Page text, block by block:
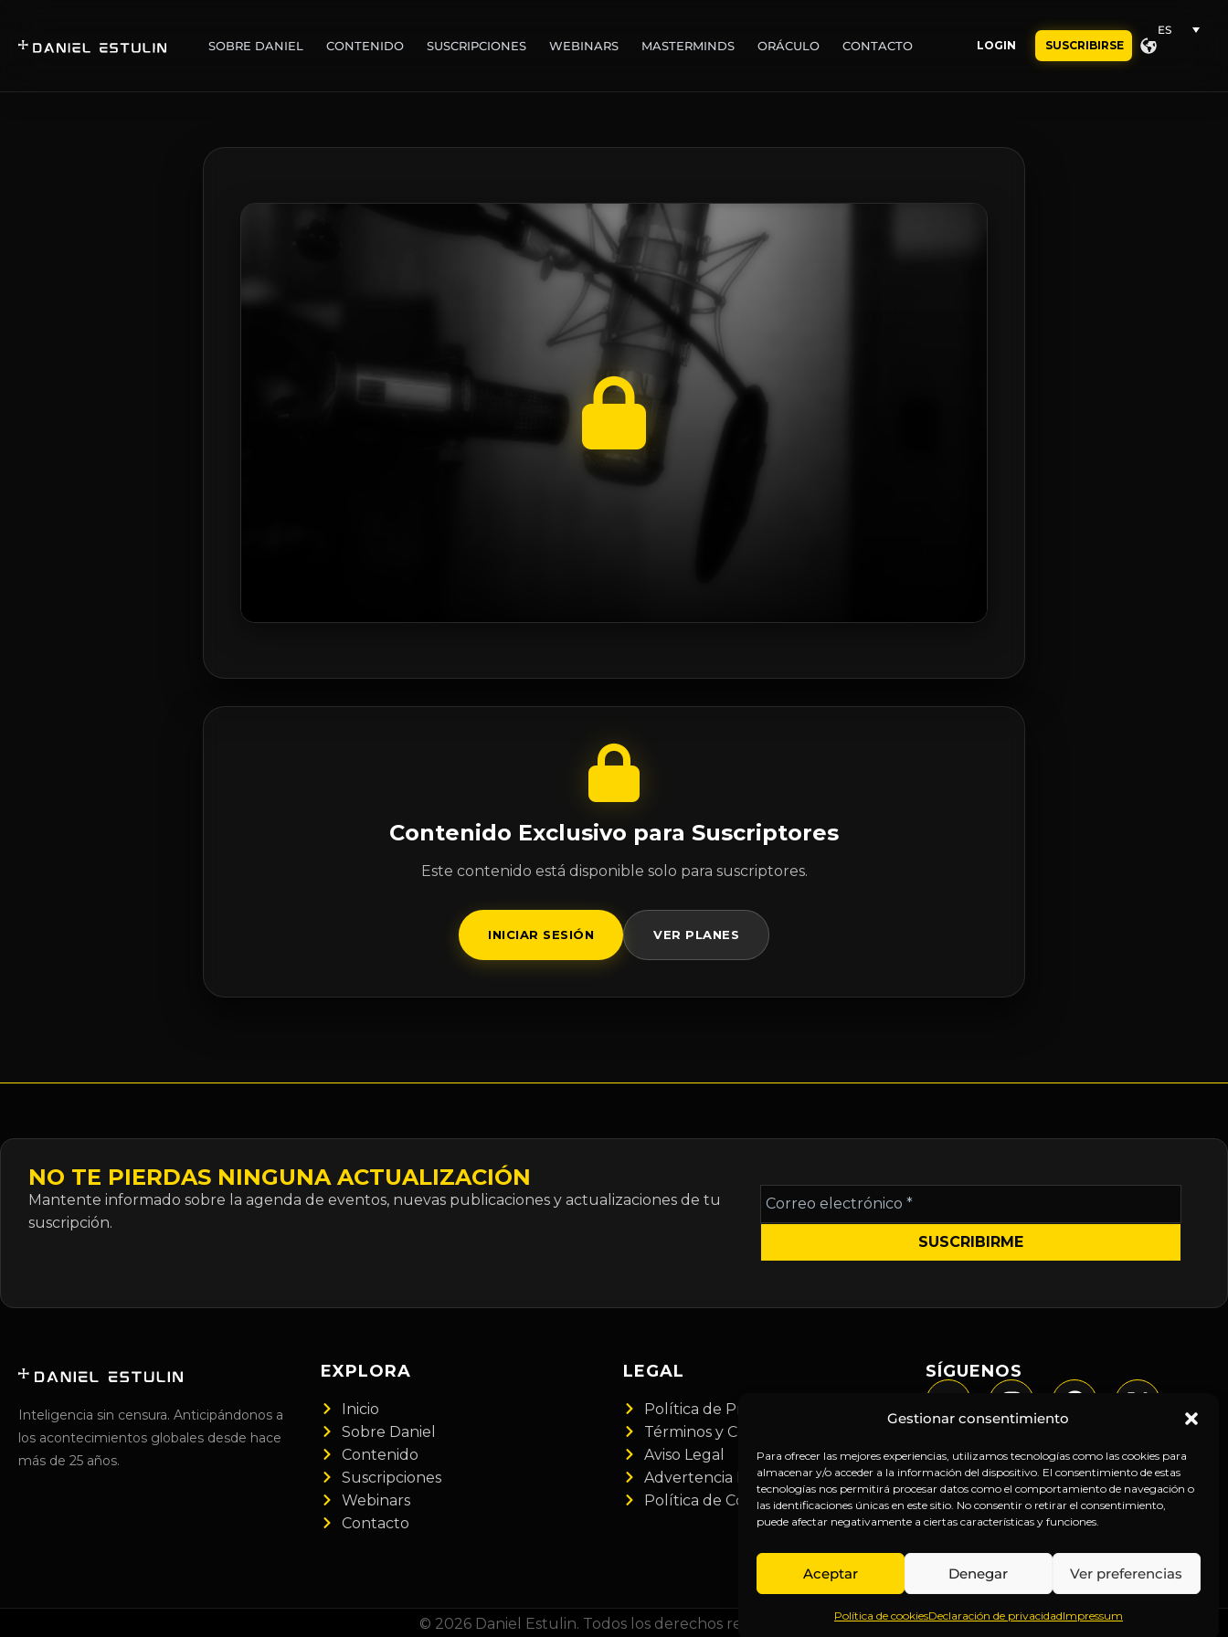
Gestionar consentimiento
Para ofrecer las mejores experiencias, utilizamos tecnologías como las cookies para
almacenar y/o acceder a la información del dispositivo. El consentimiento de estas
tecnologías nos permitirá procesar datos como el comportamiento de navegación o
las identificaciones únicas en este sitio. No consentir o retirar el consentimiento,
puede afectar negativamente a ciertas características y funciones.
Aceptar Denegar Ver preferencias
Política de cookiesDeclaración de privacidadImpressum
SOBRE DANIEL CONTENIDO SUSCRIPCIONES WEBINARS MASTERMINDS ORÁCULO CONTACTO LOGIN SUSCRIBIRSE
ES
Contenido Exclusivo para Suscriptores
Este contenido está disponible solo para suscriptores.
INICIAR SESIÓN VER PLANES
NO TE PIERDAS NINGUNA ACTUALIZACIÓN
Mantente informado sobre la agenda de eventos, nuevas publicaciones y actualizaciones de tu
suscripción.
Correo
electrónico
*
Inteligencia sin censura. Anticipándonos a
los acontecimientos globales desde hace
más de 25 años.
EXPLORA
Inicio
Sobre Daniel
Contenido
Suscripciones
Webinars
Contacto
LEGAL
Política de Privacidad
Términos y Condiciones
Aviso Legal
Advertencia Financiera
Política de Cookies
SÍGUENOS
© 2026 Daniel Estulin. Todos los derechos reservados.